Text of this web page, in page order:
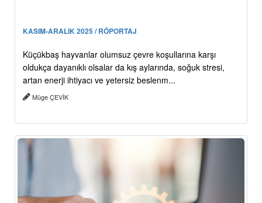
KASIM-ARALIK 2025 / RÖPORTAJ
Küçükbaş hayvanlar olumsuz çevre koşullarına karşı
oldukça dayanıklı olsalar da kış aylarında, soğuk stresi,
artan enerji ihtiyacı ve yetersiz beslenm...
Müge ÇEVİK